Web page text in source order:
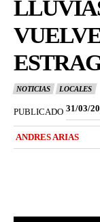
NOTICIAS LOCALES
PUBLICADO 31/03/
ANDRES ARIAS